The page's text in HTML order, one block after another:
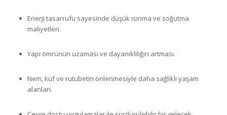
Enerji tasarrufu sayesinde düşük ısınma ve soğutma
maliyetleri.
Yapı ömrünün uzaması ve dayanıklılığın artması.
Nem, küf ve rutubetin önlenmesiyle daha sağlıklı yaşam
alanları.